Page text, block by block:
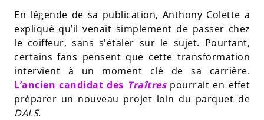
En légende de sa publication, Anthony Colette a
expliqué qu’il venait simplement de passer chez
le coiffeur, sans s'étaler sur le sujet. Pourtant,
certains fans pensent que cette transformation
intervient à un moment clé de sa carrière.
L’ancien candidat des Traîtrespourrait en effet
préparer un nouveau projet loin du parquet de
DALS.